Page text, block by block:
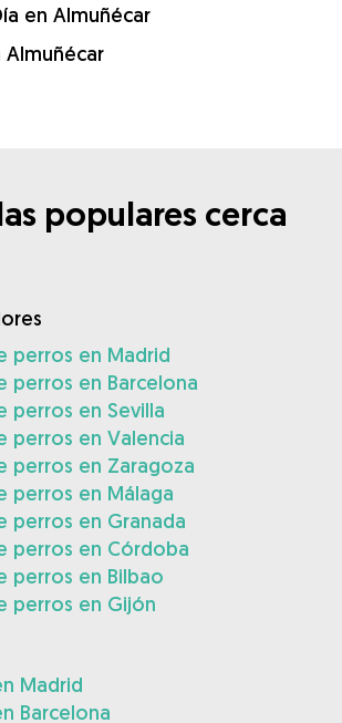
en Almuñécar
Almuñécar
populares cerca
perros en Madrid
perros en Barcelona
perros en Sevilla
perros en Valencia
perros en Zaragoza
perros en Málaga
perros en Granada
perros en Córdoba
perros en Bilbao
perros en Gijón
Madrid
Barcelona